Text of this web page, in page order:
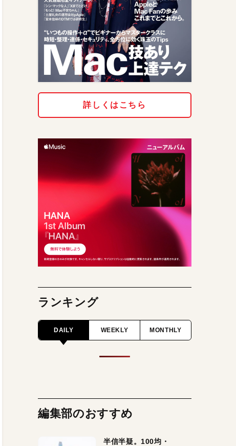
詳しくはこちら
ランキング
DAILY WEEKLY MONTHLY
編集部のおすすめ
半信半疑。100均・